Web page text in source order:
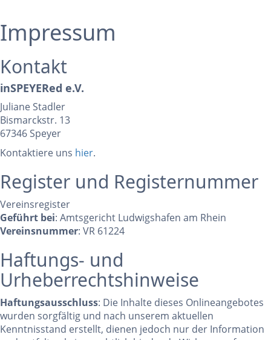
Impressum
Kontakt
inSPEYERed e.V.
Juliane Stadler
Bismarckstr. 13
67346 Speyer
Kontaktiere uns hier.
Register und Registernummer
Vereinsregister
Geführt bei: Amtsgericht Ludwigshafen am Rhein
Vereinsnummer: VR 61224
Haftungs- und
Urheberrechtshinweise
Haftungsausschluss: Die Inhalte dieses Onlineangebotes
wurden sorgfältig und nach unserem aktuellen
Kenntnisstand erstellt, dienen jedoch nur der Information